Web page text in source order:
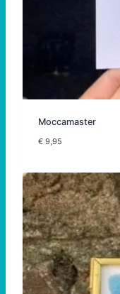
Moccamaster
€ 9,95